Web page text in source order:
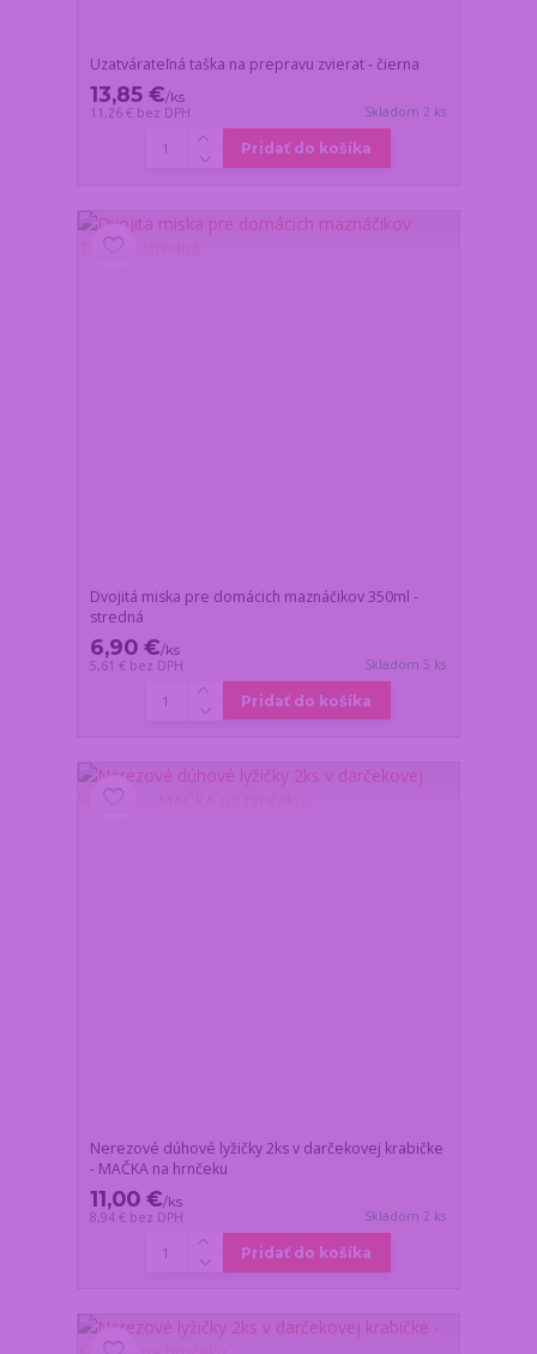
Uzatvárateľná taška na prepravu zvierat - čierna
13,85 €/ks
11,26 € bez DPH Skladom 2 ks
Pridať do košíka
Dvojitá miska pre domácich maznáčikov 350ml -
stredná
6,90 €/ks
5,61 € bez DPH Skladom 5 ks
Pridať do košíka
Nerezové dúhové lyžičky 2ks v darčekovej krabičke
- MAČKA na hrnčeku
11,00 €/ks
8,94 € bez DPH Skladom 2 ks
Pridať do košíka